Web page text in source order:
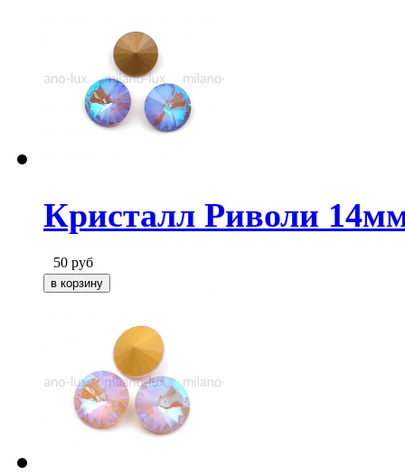
Кристалл Риволи
50 руб